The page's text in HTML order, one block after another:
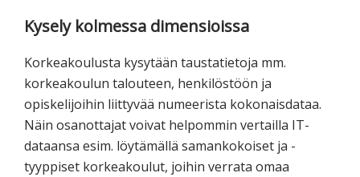
Kysely kolmessa dimensioissa
Korkeakoulusta kysytään taustatietoja mm.
korkeakoulun talouteen, henkilöstöön ja
opiskelijoihin liittyvää numeerista kokonaisdataa.
Näin osanottajat voivat helpommin vertailla IT-
dataansa esim. löytämällä samankokoiset ja -
tyyppiset korkeakoulut, joihin verrata omaa